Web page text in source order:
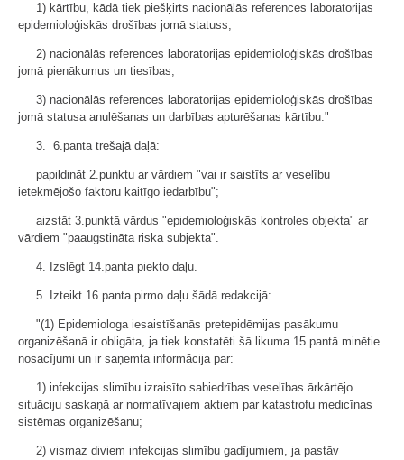
1) kārtību, kādā tiek piešķirts nacionālās references laboratorijas
epidemioloģiskās drošības jomā statuss;
2) nacionālās references laboratorijas epidemioloģiskās drošības
jomā pienākumus un tiesības;
3) nacionālās references laboratorijas epidemioloģiskās drošības
jomā statusa anulēšanas un darbības apturēšanas kārtību."
3. 6.panta trešajā daļā:
papildināt 2.punktu ar vārdiem "vai ir saistīts ar veselību
ietekmējošo faktoru kaitīgo iedarbību";
aizstāt 3.punktā vārdus "epidemioloģiskās kontroles objekta" ar
vārdiem "paaugstināta riska subjekta".
4. Izslēgt 14.panta piekto daļu.
5. Izteikt 16.panta pirmo daļu šādā redakcijā:
"(1) Epidemiologa iesaistīšanās pretepidēmijas pasākumu
organizēšanā ir obligāta, ja tiek konstatēti šā likuma 15.pantā minētie
nosacījumi un ir saņemta informācija par:
1) infekcijas slimību izraisīto sabiedrības veselības ārkārtējo
situāciju saskaņā ar normatīvajiem aktiem par katastrofu medicīnas
sistēmas organizēšanu;
2) vismaz diviem infekcijas slimību gadījumiem, ja pastāv